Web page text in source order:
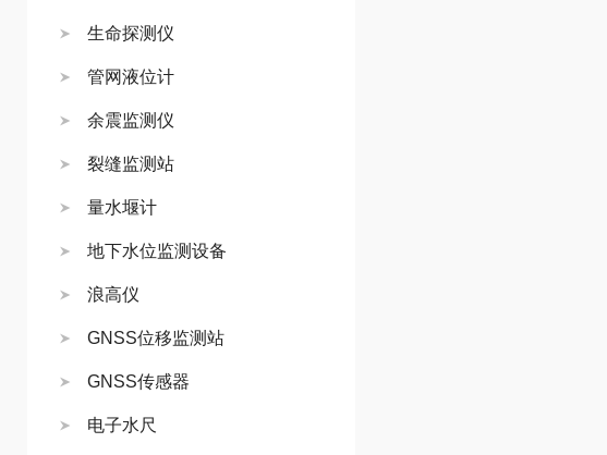
生命探测仪
管网液位计
余震监测仪
裂缝监测站
量水堰计
地下水位监测设备
浪高仪
GNSS位移监测站
GNSS传感器
电子水尺